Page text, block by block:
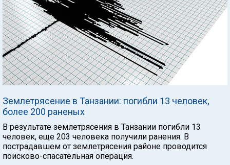
Землетрясение в Танзании: погибли 13 человек,
более 200 раненых
В результате землетрясения в Танзании погибли 13
человек, еще 203 человека получили ранения. В
пострадавшем от землетрясения районе проводится
поисково-спасательная операция.